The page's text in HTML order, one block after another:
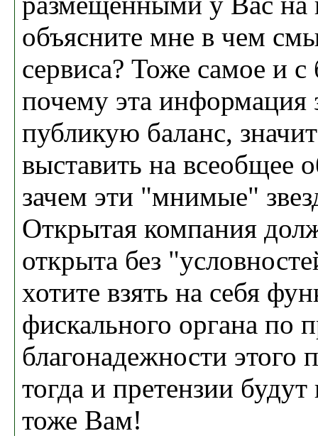
объясните мне в чем
сервиса? Тоже самое и с
почему эта информация
публикую баланс,
выставить на всеобщее
зачем эти "мнимые"
Открытая компания
открыта без
хотите взять на себя
фискального органа по
благонадежности этого
тогда и претензии будут
тоже Вам!